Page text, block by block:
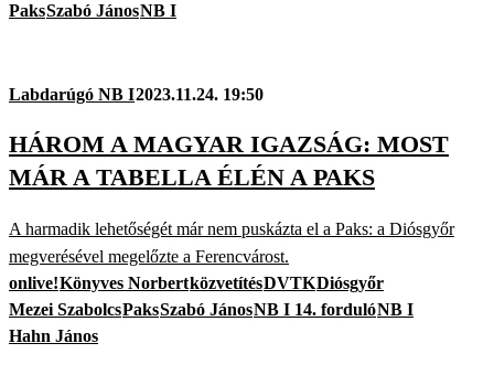
PaksSzabó JánosNB I
Labdarúgó NB I2023.11.24. 19:50
HÁROM A MAGYAR IGAZSÁG: MOST
MÁR A TABELLA ÉLÉN A PAKS
A harmadik lehetőségét már nem puskázta el a Paks: a Diósgyőr
megverésével megelőzte a Ferencvárost.
onlive!Könyves NorbertközvetítésDVTKDiósgyőr
Mezei SzabolcsPaksSzabó JánosNB I 14. fordulóNB I
Hahn János